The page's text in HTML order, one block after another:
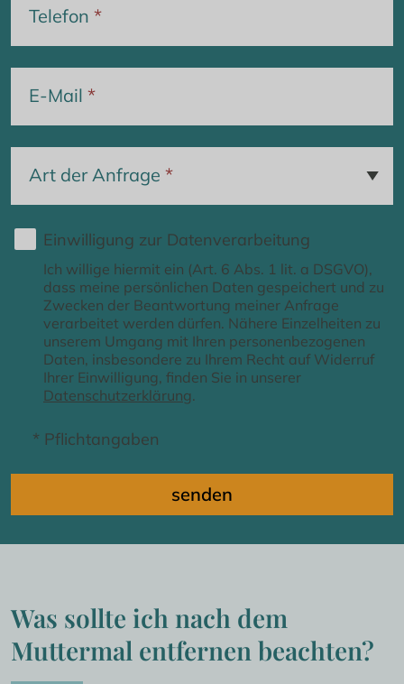
Telefon *
E-Mail *
Art der Anfrage *
Einwilligung zur Datenverarbeitung
Ich willige hiermit ein (Art. 6 Abs. 1 lit. a DSGVO),
dass meine persönlichen Daten gespeichert und zu
Zwecken der Beantwortung meiner Anfrage
verarbeitet werden dürfen. Nähere Einzelheiten zu
unserem Umgang mit Ihren personenbezogenen
Daten, insbesondere zu Ihrem Recht auf Widerruf
Ihrer Einwilligung, finden Sie in unserer
Datenschutzerklärung.
* Pflichtangaben
senden
Was sollte ich nach dem
Muttermal entfernen beachten?